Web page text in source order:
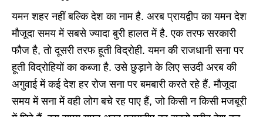
यमन शहर नहीं बल्कि देश का नाम है. अरब प्रायद्वीप का यमन देश
मौजूदा समय में सबसे ज्यादा बुरी हालत में है. एक तरफ सरकारी
फौज है, तो दूसरी तरफ हूती विद्रोही. यमन की राजधानी सना पर
हूती विद्रोहियों का कब्जा है. उसे छुड़ाने के लिए सउदी अरब की
अगुवाई में कई देश हर रोज सना पर बमबारी करते रहे हैं. मौजूदा
समय में सना में वही लोग बचे रह पाए हैं, जो किसी न किसी मजबूरी